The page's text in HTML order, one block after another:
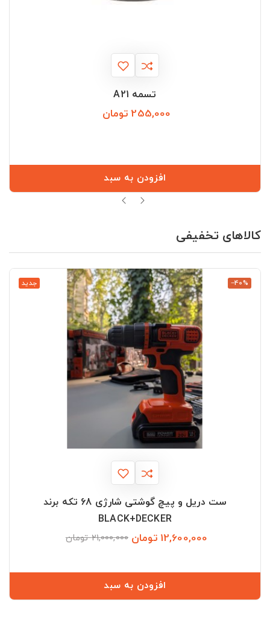
تسمه A21
255,000 تومان
افزودن به سبد
کالاهای تخفیفی
جدید ‎−40%
ست دریل و پیچ گوشتی شارژی 68 تکه برند
BLACK+DECKER
12,600,000 تومان 21,000,000 تومان
افزودن به سبد